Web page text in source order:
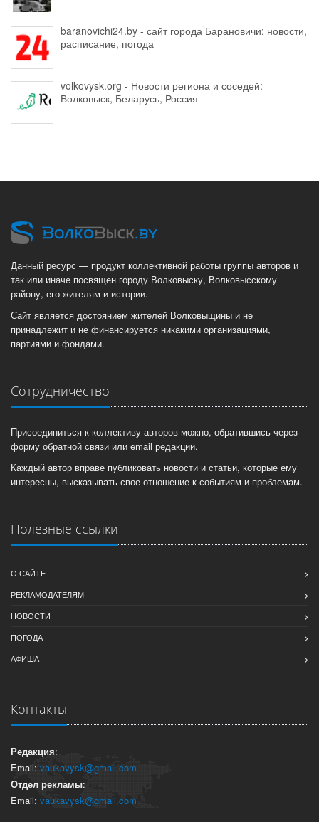
baranovichi24.by - сайт города Барановичи: новости,
расписание, погода
volkovysk.org - Новости региона и соседей:
Волковыск, Беларусь, Россия
Данный ресурс — продукт коллективной работы группы авторов и
так или иначе посвящен городу Волковыску, Волковысскому
району, его жителям и истории.
Сайт является достоянием жителей Волковыщины и не
принадлежит и не финансируется никакими организациями,
партиями и фондами.
Сотрудничество
Присоединиться к коллективу авторов можно, обратившись через
форму обратной связи или email редакции.
Каждый автор вправе публиковать новости и статьи, которые ему
интересны, высказывать свое отношение к событиям и проблемам.
Полезные ссылки
О САЙТЕ
РЕКЛАМОДАТЕЛЯМ
НОВОСТИ
ПОГОДА
АФИША
Контакты
Редакция:
Email: vaukavysk@gmail.com
Отдел рекламы:
Email: vaukavysk@gmail.com